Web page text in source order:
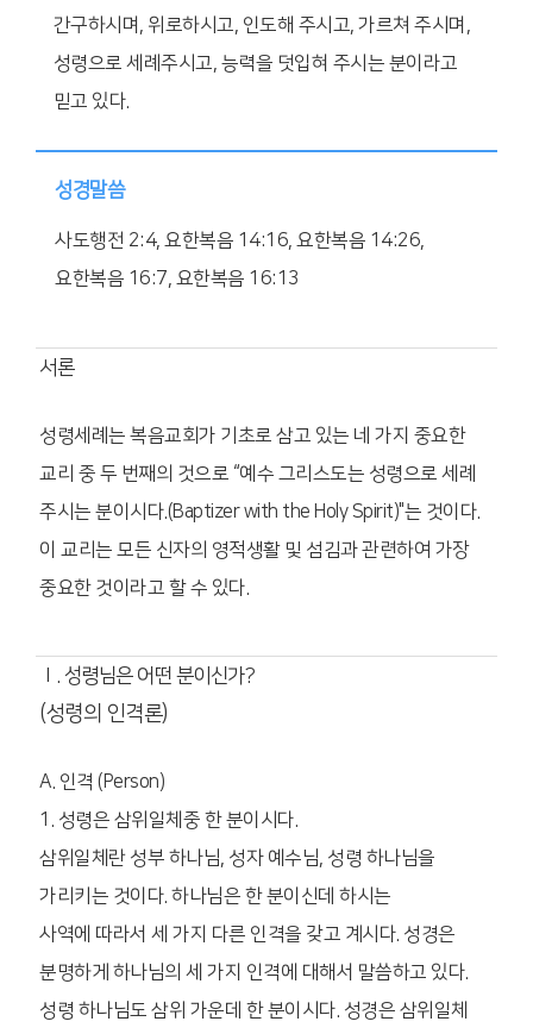
간구하시며, 위로하시고, 인도해 주시고, 가르쳐 주시며,
성령으로 세례주시고, 능력을 덧입혀 주시는 분이라고
믿고 있다.
성경말씀
사도행전 2:4, 요한복음 14:16, 요한복음 14:26,
요한복음 16:7, 요한복음 16:13
서론
성령세례는 복음교회가 기초로 삼고 있는 네 가지 중요한
교리 중 두 번째의 것으로 “예수 그리스도는 성령으로 세례
주시는 분이시다.(Baptizer with the Holy Spirit)"는 것이다.
이 교리는 모든 신자의 영적생활 및 섬김과 관련하여 가장
중요한 것이라고 할 수 있다.
Ⅰ. 성령님은 어떤 분이신가?
(성령의 인격론)
A. 인격 (Person)
1. 성령은 삼위일체중 한 분이시다.
삼위일체란 성부 하나님, 성자 예수님, 성령 하나님을
가리키는 것이다. 하나님은 한 분이신데 하시는
사역에 따라서 세 가지 다른 인격을 갖고 계시다. 성경은
분명하게 하나님의 세 가지 인격에 대해서 말씀하고 있다.
성령 하나님도 삼위 가운데 한 분이시다. 성경은 삼위일체